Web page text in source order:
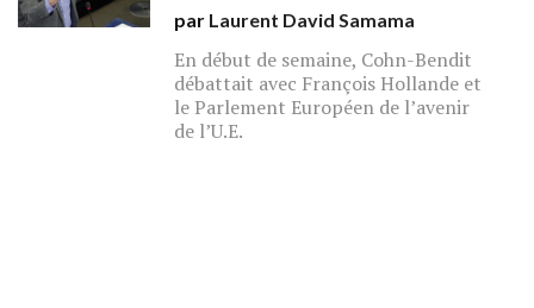
par Laurent David Samama
En début de semaine, Cohn-Bendit
débattait avec François Hollande et
le Parlement Européen de l’avenir
de l’U.E.